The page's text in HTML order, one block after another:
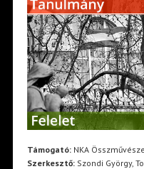
Támogató:NKA
Szerkesztő:Szondi György,